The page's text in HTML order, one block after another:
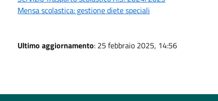
Mensa scolastica: gestione diete speciali
Ultimo aggiornamento: 25 febbraio 2025, 14:56